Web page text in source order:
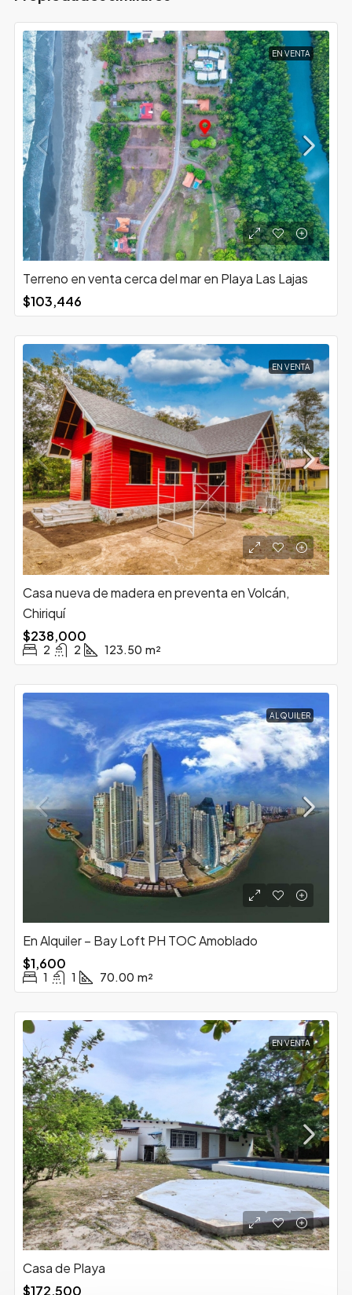
EN VENTA
Terreno en venta cerca del mar en Playa Las Lajas
$103,446
EN VENTA
Casa nueva de madera en preventa en Volcán,
Chiriquí
$238,000
2 2 123.50 m²
ALQUILER
En Alquiler – Bay Loft PH TOC Amoblado
$1,600
1 1 70.00 m²
EN VENTA
Casa de Playa
$172,500